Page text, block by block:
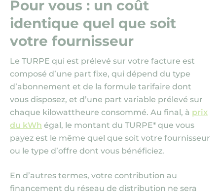
Pour vous : un coût
identique quel que soit
votre fournisseur
Le TURPE qui est prélevé sur votre facture est
composé d’une part fixe, qui dépend du type
d’abonnement et de la formule tarifaire dont
vous disposez, et d’une part variable prélevé sur
chaque kilowattheure consommé. Au final, à prix
du kWh égal, le montant du TURPE* que vous
payez est le même quel que soit votre fournisseur
ou le type d’offre dont vous bénéficiez.
En d’autres termes, votre contribution au
financement du réseau de distribution ne sera